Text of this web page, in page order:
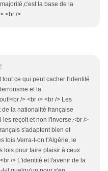
la base de la
<br />
tout ce qui peut cacher l'identité
et la
/> <br /> <br /> Les
la nationalité française
reçoit et non l'inverse.<br />
s'adaptent bien et
lois.Verra-t-on l'Algérie, le
lois pour faire plaisir à ceux
/> L'identité et l'avenir de la